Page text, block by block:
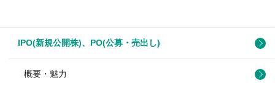
IPO(新規公開株)、PO(公募・売出し)
概要・魅力